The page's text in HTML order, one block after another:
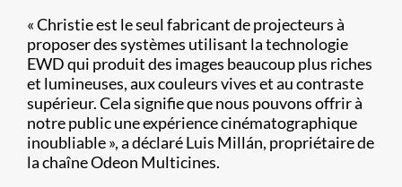
« Christie est le seul fabricant de projecteurs à
proposer des systèmes utilisant la technologie
EWD qui produit des images beaucoup plus riches
et lumineuses, aux couleurs vives et au contraste
supérieur. Cela signifie que nous pouvons offrir à
notre public une expérience cinématographique
inoubliable », a déclaré Luis Millán, propriétaire de
la chaîne Odeon Multicines.